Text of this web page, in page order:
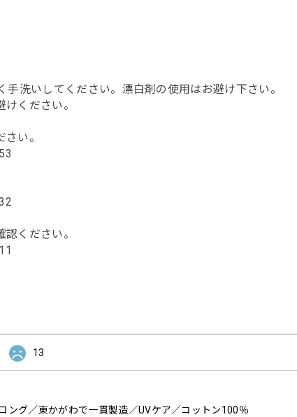
洗いしてください。漂白剤の使用はお避け下さい。
ください。
い。
ください。
13
ング／東かがわで一貫製造／UVケア／コットン100％